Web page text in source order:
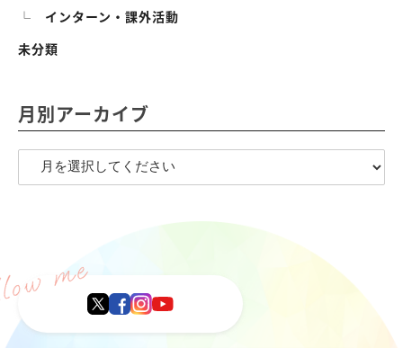
インターン・課外活動
未分類
月別アーカイブ